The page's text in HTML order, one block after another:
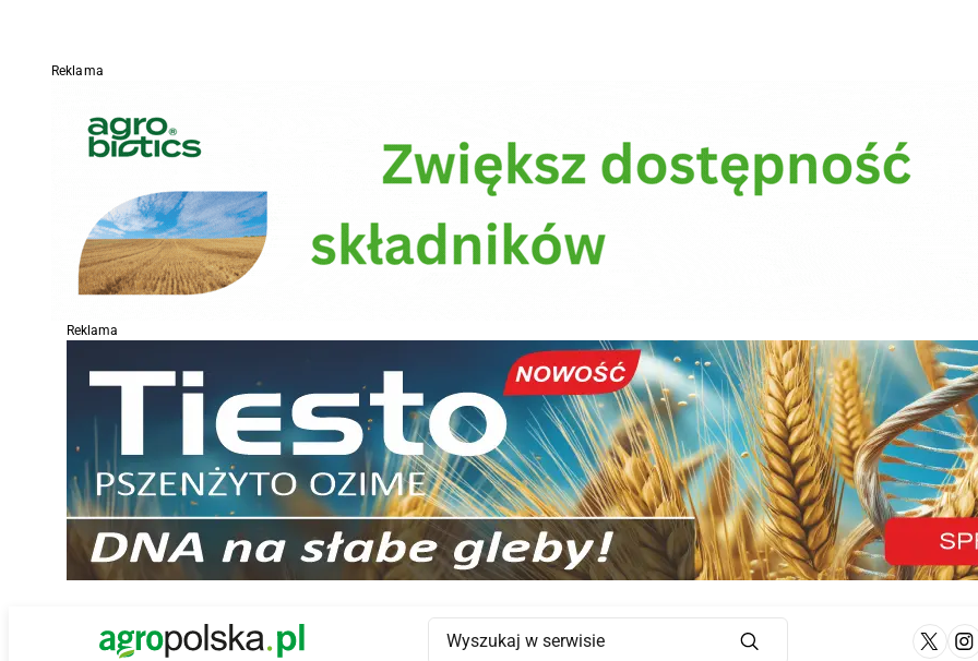
Reklama
Reklama
Main Logo